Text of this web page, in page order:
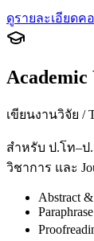
ดูรายละเอียดค
เขียนงานวิจัย /
สำหรับ ป.โท–
วิชาการ และ
Abstract